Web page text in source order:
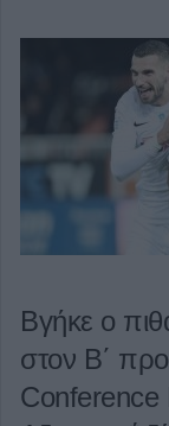
Βγήκε ο
στον Β΄